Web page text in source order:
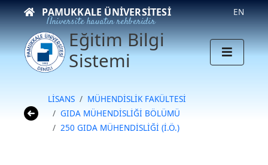
PAMUKKALE ÜNIVERSITESI
Üniversite hayatın rehberidir
EN
Eğitim Bilgi
Sistemi
LİSANS
MÜHENDİSLİK FAKÜLTESİ
GIDA MÜHENDİSLİĞİ BÖLÜMÜ
250 GIDA MÜHENDİSLİĞİ (İ.Ö.)